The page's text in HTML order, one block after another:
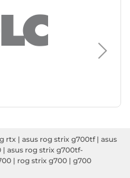
PC de
rtx | asus rog strix g700tf| asus
| asus rog strix g700tf-
| rog strix g700 | g700